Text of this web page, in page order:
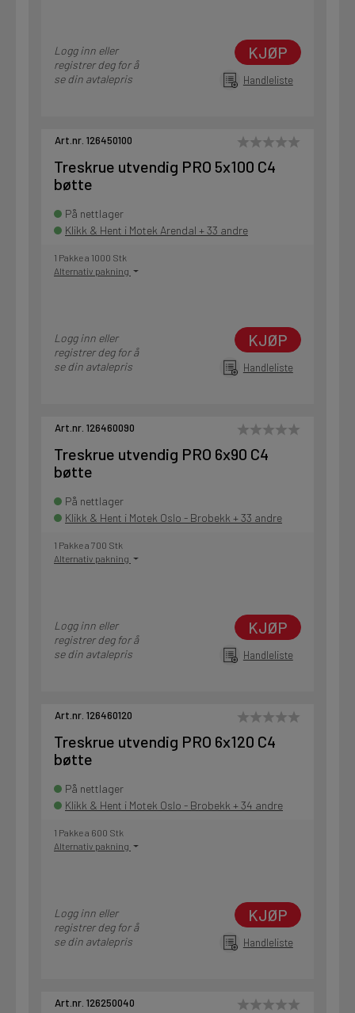
Logg inn eller
registrer deg for å
se din avtalepris
KJØP
Handleliste
Art.nr. 126450100
Treskrue utvendig PRO 5x100 C4
bøtte
På nettlager
Klikk & Hent i Motek Arendal + 33 andre
1 Pakke a 1000 Stk
Alternativ pakning
Logg inn eller
registrer deg for å
se din avtalepris
KJØP
Handleliste
Art.nr. 126460090
Treskrue utvendig PRO 6x90 C4
bøtte
På nettlager
Klikk & Hent i Motek Oslo - Brobekk + 33 andre
1 Pakke a 700 Stk
Alternativ pakning
Logg inn eller
registrer deg for å
se din avtalepris
KJØP
Handleliste
Art.nr. 126460120
Treskrue utvendig PRO 6x120 C4
bøtte
På nettlager
Klikk & Hent i Motek Oslo - Brobekk + 34 andre
1 Pakke a 600 Stk
Alternativ pakning
Logg inn eller
registrer deg for å
se din avtalepris
KJØP
Handleliste
Art.nr. 126250040